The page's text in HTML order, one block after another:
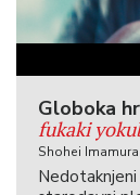
Globoka
fukaki
Shohei Imamura